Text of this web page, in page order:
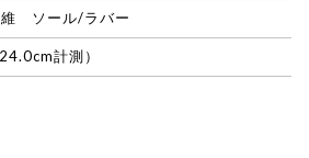
ソール/ラバー
計測）